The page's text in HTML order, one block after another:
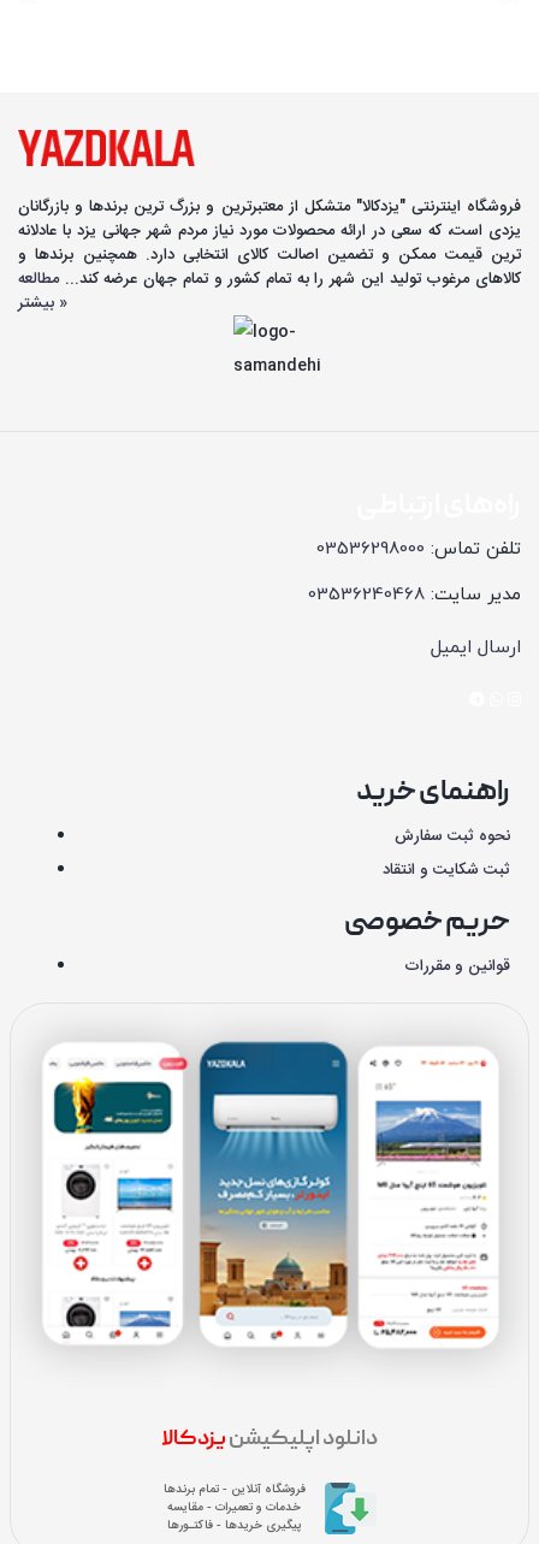
فروشگاه اینترنتی "یزدکالا" متشکل از معتبرترین و بزرگ ترین برندها و بازرگانان
یزدی است، که سعی در ارائه محصولات مورد نیاز مردم شهر جهانی یزد با عادلانه
ترین قیمت ممکن و تضمین اصالت کالای انتخابی دارد. همچنین برندها و
کالاهای مرغوب تولید این شهر را به تمام کشور و تمام جهان عرضه کند...مطالعه
بیشتر »
تلفن تماس: 03536298000
مدیر سایت: 03536240468
ارسال ایمیل
راهنمای خرید
نحوه ثبت سفارش
ثبت شکایت و انتقاد
حریم خصوصی
قوانین و مقررات
دانلود اپلیکیشنیزدکالا
فروشگاه آنلاین - تمام برندها
خدمات و تعمیرات - مقایسه
پیگیری خریدها - فاکتـورها